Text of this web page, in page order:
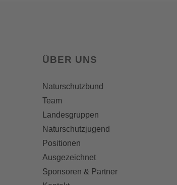
ÜBER UNS
Naturschutzbund
Team
Landesgruppen
Naturschutzjugend
Positionen
Ausgezeichnet
Sponsoren & Partner